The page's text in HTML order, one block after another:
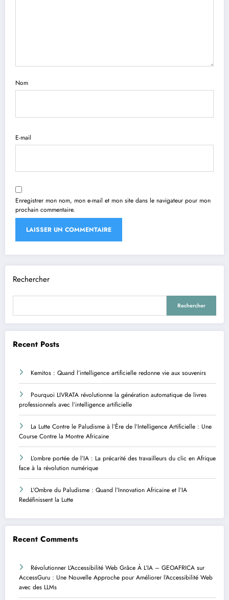
Nom
E-mail
Enregistrer mon nom, mon e-mail et mon site dans le navigateur pour mon
prochain commentaire.
Rechercher
Rechercher
Recent Posts
Kemitos : Quand l’intelligence artificielle redonne vie aux souvenirs
Pourquoi LIVRATA révolutionne la génération automatique de livres
professionnels avec l’intelligence artificielle
La Lutte Contre le Paludisme à l’Ère de l’Intelligence Artificielle : Une
Course Contre la Montre Africaine
L’ombre portée de l’IA : La précarité des travailleurs du clic en Afrique
face à la révolution numérique
L’Ombre du Paludisme : Quand l’Innovation Africaine et l’IA
Redéfinissent la Lutte
Recent Comments
Révolutionner L’Accessibilité Web Grâce À L’IA – GEOAFRICA sur
AccessGuru : Une Nouvelle Approche pour Améliorer l’Accessibilité Web
avec des LLMs